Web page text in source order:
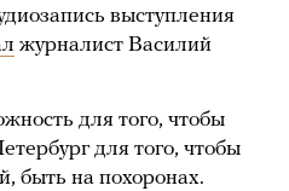
выступления
журналист Василий
для того, чтобы
для того, чтобы
быть на похоронах.